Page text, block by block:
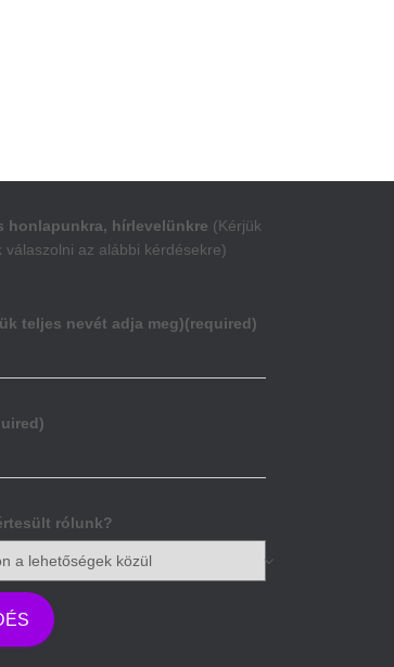
honlapunkra, hírlevelünkre (Kérjük
válaszolni az alábbi kérdésekre)
teljes nevét adja meg)(required)
rólunk?